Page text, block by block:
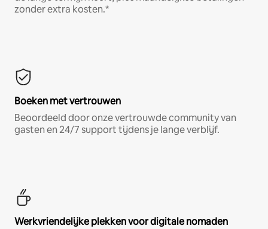
zonder extra kosten.*
Boeken met vertrouwen
Beoordeeld door onze vertrouwde community van
gasten en 24/7 support tijdens je lange verblijf.
Werkvriendelijke plekken voor digitale nomaden